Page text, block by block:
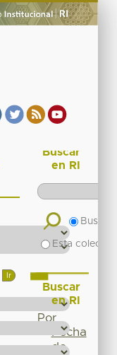
Buscar
en RI
Buscar
Esta
Buscar
en RI
Por
Fecha
de